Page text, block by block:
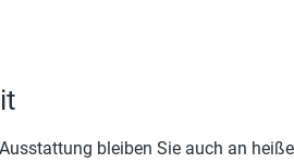
bleiben Sie auch an